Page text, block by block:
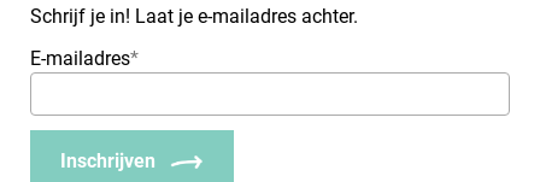
Schrijf je in! Laat je e-mailadres achter.
E-mailadres*
Inschrijven